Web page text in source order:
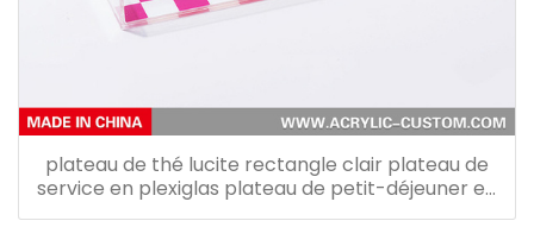
plateau de thé lucite rectangle clair plateau de
service en plexiglas plateau de petit-déjeuner en
acrylique